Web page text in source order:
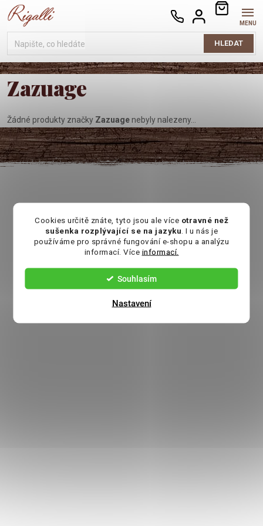
Cookies určitě znáte, tyto jsou ale více otravné než
sušenka rozplývající se na jazyku . I u nás je
používáme pro správné fungování e-shopu a analýzu
informací. Více informací.
Souhlasím
Nastavení
Přejít
na
HLEDAT
NÁKUPNÍ
KOŠÍK
Zazuage
Žádné produkty značky Zazuagenebyly nalezeny...